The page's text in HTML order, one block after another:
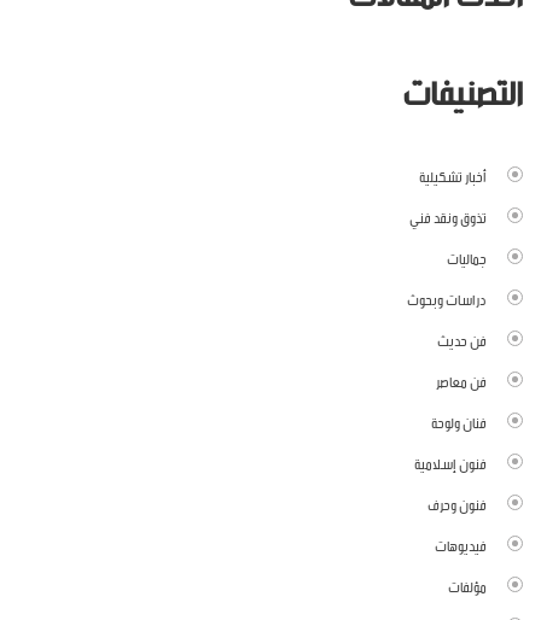
التصنيفات
أخبار تشكيلية
تذوق ونقد فني
جماليات
دراسات وبحوث
فن حديث
فن معاصر
فنان ولوحة
فنون إسلامية
فنون وحرف
فيديوهات
مؤلفات